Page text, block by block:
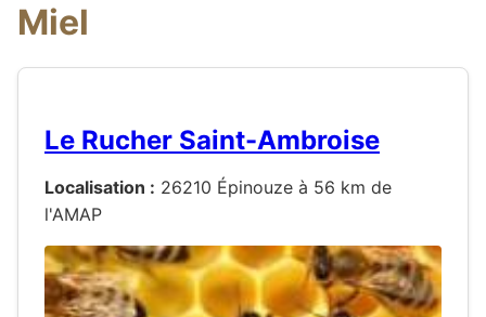
Miel
Le Rucher Saint-Ambroise
Localisation : 26210 Épinouze à 56 km de
l'AMAP